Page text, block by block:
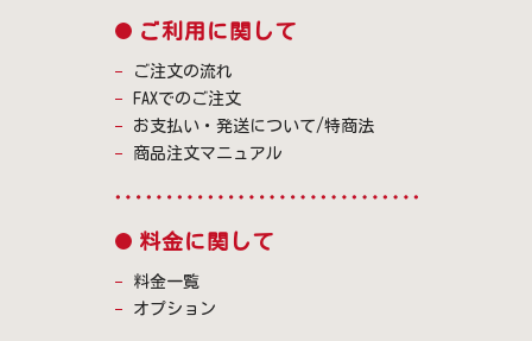
ご利用に関して
ご注文の流れ
FAXでのご注文
お支払い・発送について/特商法
商品注文マニュアル
料金に関して
料金一覧
オプション